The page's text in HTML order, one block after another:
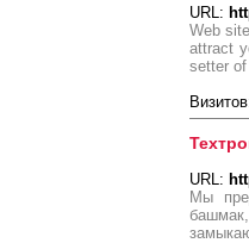
URL:
Web
attract
setter
URL:
Мы